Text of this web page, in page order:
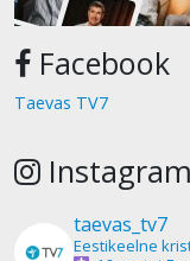
Facebook
Taevas TV7
Instagram
taevas_tv7
Eestikeelne